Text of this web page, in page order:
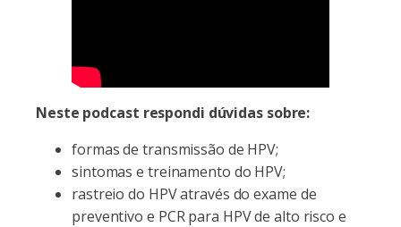
Neste podcast respondi dúvidas sobre:
formas de transmissão de HPV;
sintomas e treinamento do HPV;
rastreio do HPV através do exame de
preventivo e PCR para HPV de alto risco e